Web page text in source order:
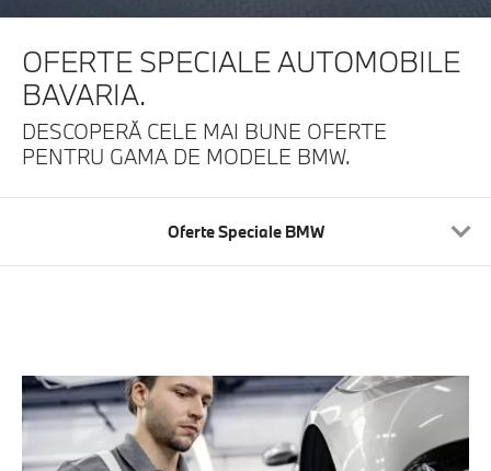
OFERTE SPECIALE AUTOMOBILE
BAVARIA.
DESCOPERĂ CELE MAI BUNE OFERTE
PENTRU GAMA DE MODELE BMW.
Oferte Speciale BMW